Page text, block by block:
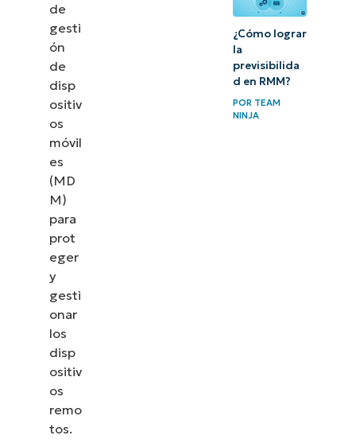
de
gesti
ón
de
disp
ositiv
os
móvil
es
(MD
M)
para
prot
eger
y
gesti
onar
los
disp
ositiv
os
remo
tos.
¿Cómo lograr
la
previsibilida
d en RMM?
PORTEAM
NINJA